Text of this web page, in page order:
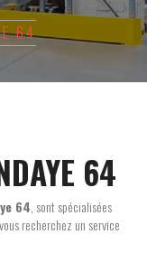
64
64
64 , sont spécialisées
vous recherchez un service